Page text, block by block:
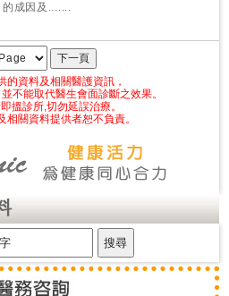
的成因及.......
的資料及相關醫護資訊，
不能取代醫生會面診斷之效果。
搵診所,切勿延誤治療。
相關資料提供者恕不負責。